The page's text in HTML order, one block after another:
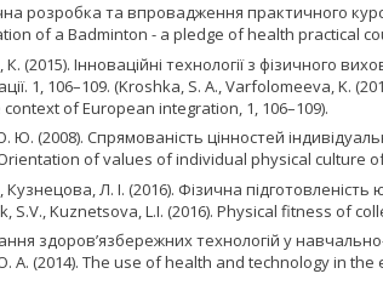
розробка та впровадження практичного
of a Badminton - a pledge of health practical
(2015). Інноваційні технології з фізичного
1, 106–109. (Kroshka, S. А., Varfolomeeva,
of European integration, 1, 106–109).
(2008). Спрямованість цінностей
Orientation of values of individual physical
Л. І. (2016). Фізична підготовленість
S.V., Kuznetsova, L.I. (2016). Physical fitness
здоров’язбережних технологій у
A. (2014). The use of health and technology in